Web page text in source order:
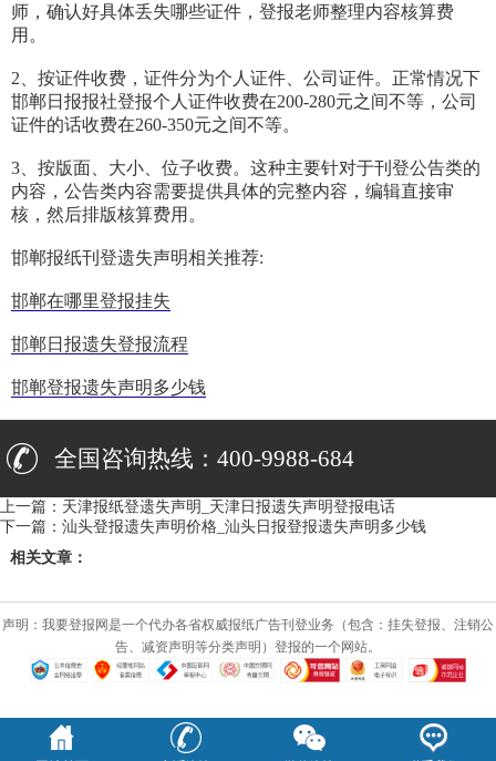
师，确认好具体丢失哪些证件，登报老师整理内容核算费
用。
2、按证件收费，证件分为个人证件、公司证件。正常情况下
邯郸日报报社登报个人证件收费在200-280元之间不等，公司
证件的话收费在260-350元之间不等。
3、按版面、大小、位子收费。这种主要针对于刊登公告类的
内容，公告类内容需要提供具体的完整内容，编辑直接审
核，然后排版核算费用。
邯郸报纸刊登遗失声明相关推荐:
邯郸在哪里登报挂失
邯郸日报遗失登报流程
邯郸登报遗失声明多少钱
全国咨询热线：400-9988-684
上一篇： 天津报纸登遗失声明_天津日报遗失声明登报电话
下一篇： 汕头登报遗失声明价格_汕头日报登报遗失声明多少钱
相关文章：
声明：我要登报网是一个代办各省权威报纸广告刊登业务（包含：挂失登报、注销公
告、减资声明等分类声明）登报的一个网站。